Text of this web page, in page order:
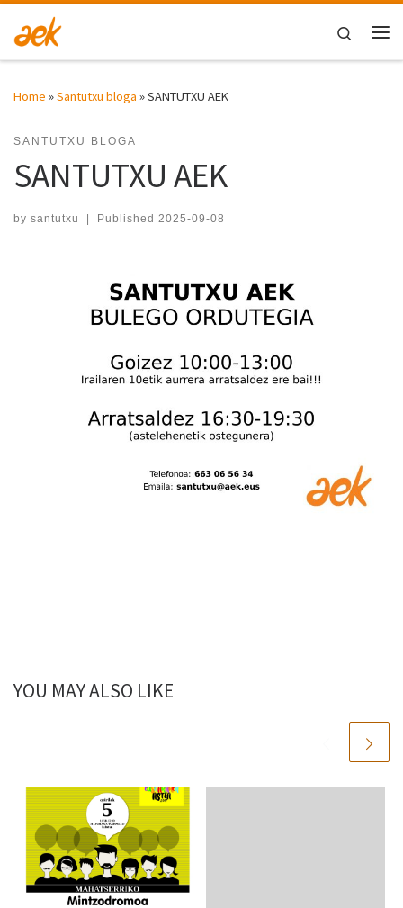
Skip to content
Search
Home »Santutxu bloga »SANTUTXU AEK
SANTUTXU BLOGA
SANTUTXU AEK
by santutxu | Published 2025-09-08
YOU MAY ALSO LIKE